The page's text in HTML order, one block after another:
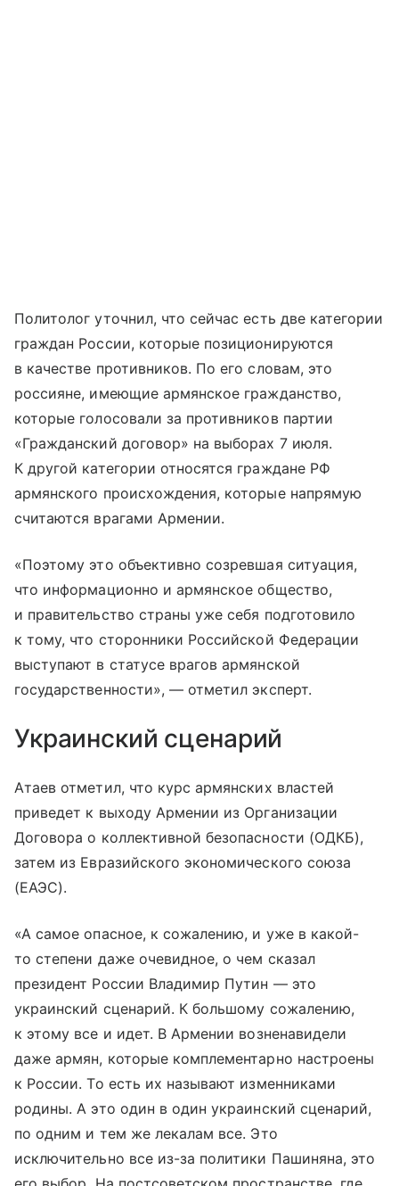
Политолог уточнил, что сейчас есть две категории
граждан России, которые позиционируются
в качестве противников. По его словам, это
россияне, имеющие армянское гражданство,
которые голосовали за противников партии
«Гражданский договор» на выборах 7 июля.
К другой категории относятся граждане РФ
армянского происхождения, которые напрямую
считаются врагами Армении.
«Поэтому это объективно созревшая ситуация,
что информационно и армянское общество,
и правительство страны уже себя подготовило
к тому, что сторонники Российской Федерации
выступают в статусе врагов армянской
государственности», — отметил эксперт.
Украинский сценарий
Атаев отметил, что курс армянских властей
приведет к выходу Армении из Организации
Договора о коллективной безопасности (ОДКБ),
затем из Евразийского экономического союза
(ЕАЭС).
«А самое опасное, к сожалению, и уже в какой-
то степени даже очевидное, о чем сказал
президент России Владимир Путин — это
украинский сценарий. К большому сожалению,
к этому все и идет. В Армении возненавидели
даже армян, которые комплементарно настроены
к России. То есть их называют изменниками
родины. А это один в один украинский сценарий,
по одним и тем же лекалам все. Это
исключительно все из-за политики Пашиняна, это